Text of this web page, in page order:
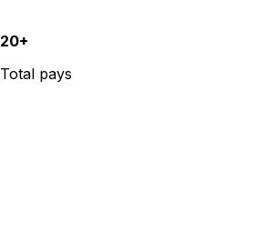
20+
Total pays